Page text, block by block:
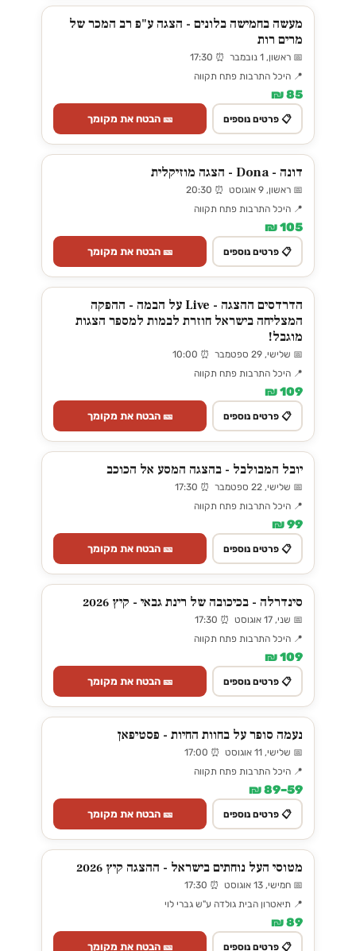
מעשה בחמישה בלונים - הצגה ע"פ רב המכר של
מרים רות
📅 ראשון, 1 נובמבר ⏰ 17:30
📍 היכל התרבות פתח תקווה
85 ₪
📋 פרטים נוספים 🎫 הבטח את מקומך
דונה - Dona - הצגה מוזיקלית
📅 ראשון, 9 אוגוסט ⏰ 20:30
📍 היכל התרבות פתח תקווה
105 ₪
📋 פרטים נוספים 🎫 הבטח את מקומך
הדרדסים ההצגה - Live על הבמה - ההפקה
המצליחה בישראל חוזרת לבמות למספר הצגות
מוגבל!
📅 שלישי, 29 ספטמבר ⏰ 10:00
📍 היכל התרבות פתח תקווה
109 ₪
📋 פרטים נוספים 🎫 הבטח את מקומך
יובל המבולבל - בהצגה המסע אל הכוכב
📅 שלישי, 22 ספטמבר ⏰ 17:30
📍 היכל התרבות פתח תקווה
99 ₪
📋 פרטים נוספים 🎫 הבטח את מקומך
סינדרלה - בכיכובה של רינת גבאי - קיץ 2026
📅 שני, 17 אוגוסט ⏰ 17:30
📍 היכל התרבות פתח תקווה
109 ₪
📋 פרטים נוספים 🎫 הבטח את מקומך
נעמה סופר על בחוות החיות - פסטיפאן
📅 שלישי, 11 אוגוסט ⏰ 17:00
📍 היכל התרבות פתח תקווה
59–89 ₪
📋 פרטים נוספים 🎫 הבטח את מקומך
מטוסי העל נוחתים בישראל - ההצגה קיץ 2026
📅 חמישי, 13 אוגוסט ⏰ 17:30
📍 תיאטרון הבית גולדה ע"ש גברי לוי
89 ₪
📋 פרטים נוספים 🎫 הבטח את מקומך